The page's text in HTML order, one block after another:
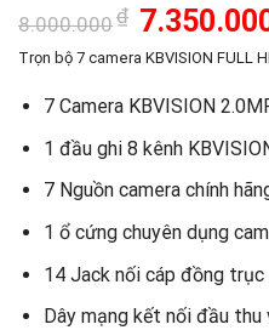
8.000.000₫ Giá
gốc
là:
Trọn bộ 7 camera KBVISION FULL
7 Camera KBVISION
1 đầu ghi 8 kênh
7 Nguồn camera chính
1 ổ cứng chuyên dụng
14 Jack nối cáp đồng trục
Dây mạng kết nối đầu